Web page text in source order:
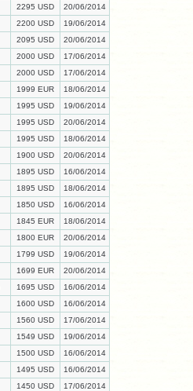
2295 USD
20/06/2014
2200 USD
19/06/2014
2095 USD
20/06/2014
2000 USD
17/06/2014
2000 USD
17/06/2014
1999 EUR
18/06/2014
1995 USD
19/06/2014
1995 USD
20/06/2014
1995 USD
18/06/2014
1900 USD
20/06/2014
1895 USD
16/06/2014
1895 USD
18/06/2014
1850 USD
16/06/2014
1845 EUR
18/06/2014
1800 EUR
20/06/2014
1799 USD
19/06/2014
1699 EUR
20/06/2014
1695 USD
16/06/2014
1600 USD
16/06/2014
1560 USD
17/06/2014
1549 USD
19/06/2014
1500 USD
16/06/2014
1495 USD
16/06/2014
1450 USD
17/06/2014